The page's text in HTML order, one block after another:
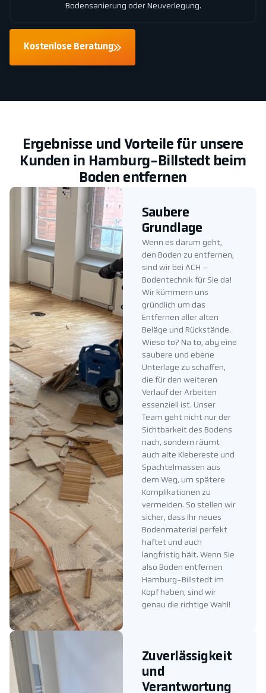
Bodensanierung oder Neuverlegung.
Kostenlose Beratung
Ergebnisse und Vorteile für unsere
Kunden in Hamburg-Billstedt beim
Boden entfernen
Saubere
Grundlage
Wenn es darum geht,
den Boden zu entfernen,
sind wir bei ACH –
Bodentechnik für Sie da!
Wir kümmern uns
gründlich um das
Entfernen aller alten
Beläge und Rückstände.
Wieso to? Na to, aby eine
saubere und ebene
Unterlage zu schaffen,
die für den weiteren
Verlauf der Arbeiten
essenziell ist. Unser
Team geht nicht nur der
Sichtbarkeit des Bodens
nach, sondern räumt
auch alte Klebereste und
Spachtelmassen aus
dem Weg, um spätere
Komplikationen zu
vermeiden. So stellen wir
sicher, dass Ihr neues
Bodenmaterial perfekt
haftet und auch
langfristig hält. Wenn Sie
also Boden entfernen
Hamburg-Billstedt im
Kopf haben, sind wir
genau die richtige Wahl!
Zuverlässigkeit
und
Verantwortung